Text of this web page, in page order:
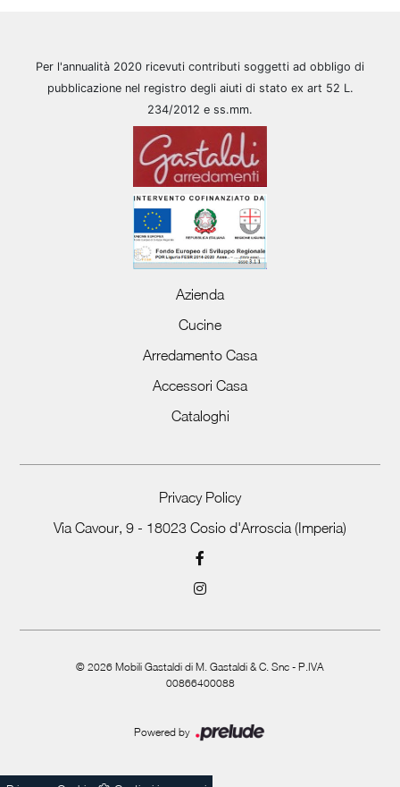
Per l'annualità 2020 ricevuti contributi soggetti ad obbligo di
pubblicazione nel registro degli aiuti di stato ex art 52 L.
234/2012 e ss.mm.
Azienda
Cucine
Arredamento Casa
Accessori Casa
Cataloghi
Privacy Policy
Via Cavour, 9 - 18023 Cosio d'Arroscia (Imperia)
© 2026 Mobili Gastaldi di M. Gastaldi & C. Snc - P.IVA
00866400088
Powered by